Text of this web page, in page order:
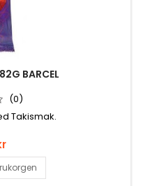
BARCEL
(0)
Takismak.